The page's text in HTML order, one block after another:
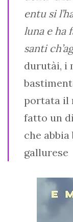
entu si
luna e ha
santi
durutài, i
portata il
fatto un
che
gallurese